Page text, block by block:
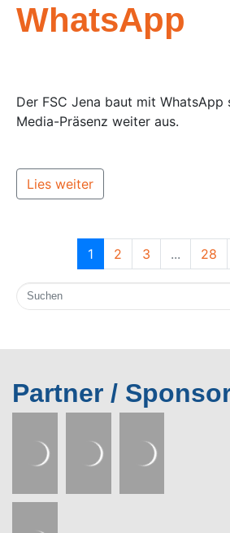
WhatsApp
Der FSC Jena baut mit WhatsApp
Media-Präsenz weiter aus.
Lies weiter
1 2 3 ... 28
Partner /